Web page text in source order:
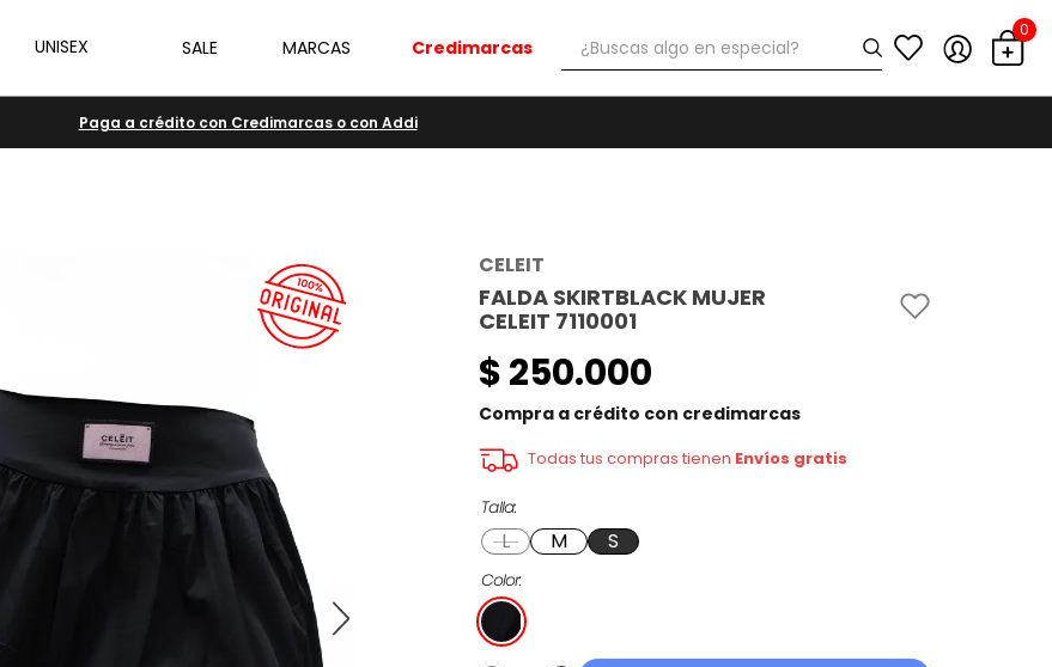
UNISEX SALE MARCAS Credimarcas ¿Buscas algo en especial? 0
Paga a crédito con Credimarcas o con Addi
CELEIT
FALDA SKIRTBLACK MUJER
CELEIT 7110001
$250.000
Compra a crédito con credimarcas
Todas tus compras tienen Envíos gratis
Talla
L M S
Color